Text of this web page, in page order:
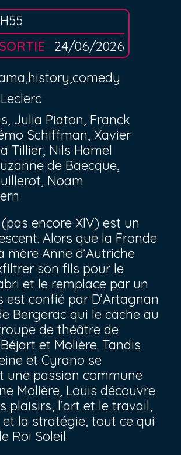
24/06/2026
Julia Piaton, Franck
Schiffman, Xavier
Tillier, Nils Hamel
de Baecque,
Noam
(pas encore XIV) est un
Alors que la Fronde
mère Anne d’Autriche
son fils pour le
et le remplace par un
est confié par D’Artagnan
Bergerac qui le cache au
de théâtre de
et Molière. Tandis
et Cyrano se
une passion commune
Molière, Louis découvre
plaisirs, l’art et le travail,
la stratégie, tout ce qui
Roi Soleil.